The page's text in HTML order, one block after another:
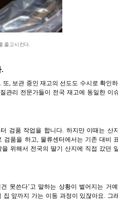
출고시킨다.
, 보관 중인 재고의 선도도 수시로 확인하
관리 전문가들이 전국 재고에 동일한 이
검품 작업을 합니다. 하지만 이때는 산
검품을 하고, 물류센터에서는 기존 대비
위해서 전국의 딸기 산지에 직접 갔던
못쓴다’고 말하는 상황이 벌어지는 거예
앞까지 가는 이동 과정이 있잖아요. 그